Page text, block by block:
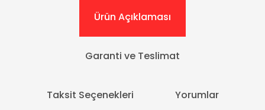
Ürün Açıklaması
Garanti ve Teslimat
Taksit Seçenekleri Yorumlar